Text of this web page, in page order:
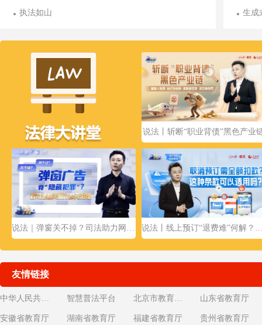
执法如山
生成
说法丨斩断“职业背债”黑色产业
说法｜弹窗关不掉？司法助力网络广告业健康发展 说法丨线上预订“退费难”何解？司
友情链接
中华人民共和国教育部 智慧普法平台 北京市教育委员会 山东省教育厅
安徽省教育厅 湖南省教育厅 福建省教育厅 贵州省教育厅